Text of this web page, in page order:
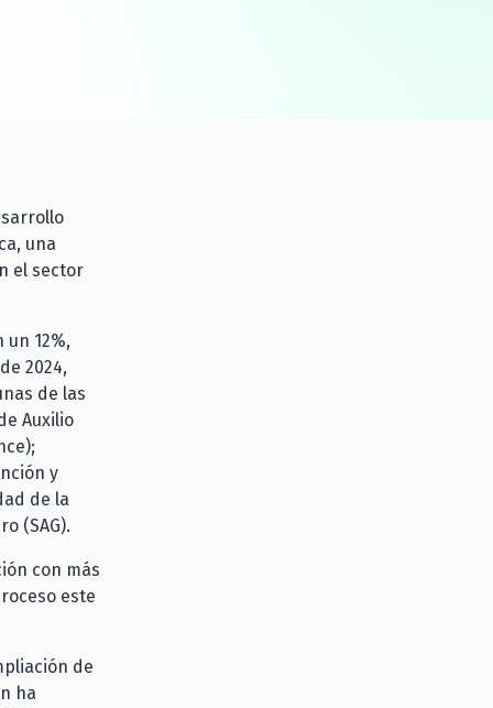
una
el sector
12%,
2024,
de las
Auxilio
y
de la
(SAG).
con más
este
de
ha